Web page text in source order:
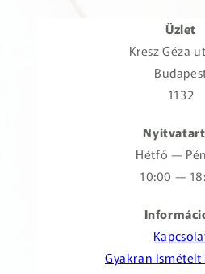
Üzlet
Kresz Géza
1132
Hétfő —
10:00 —
Gyakran Ismételt